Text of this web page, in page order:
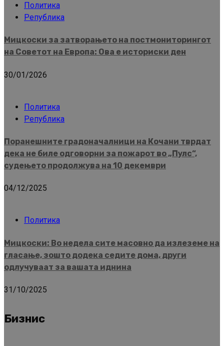
Политика
Република
Мицкоски за затворањето на постмониторингот
на Советот на Европа: Ова е историски ден
30/01/2026
Политика
Република
Поранешните градоначалници на Кочани тврдат
дека не биле одговорни за пожарот во „Пулс“,
судењето продолжува на 10 декември
04/12/2025
Политика
Мицкоски: Во недела сите масовно да излеземе на
гласање, зошто додека седите дома, други
одлучуваат за вашата иднина
31/10/2025
Бизнис